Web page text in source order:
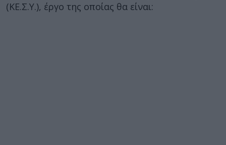
(ΚΕ.Σ.Υ.), έργο της οποίας θα είναι: